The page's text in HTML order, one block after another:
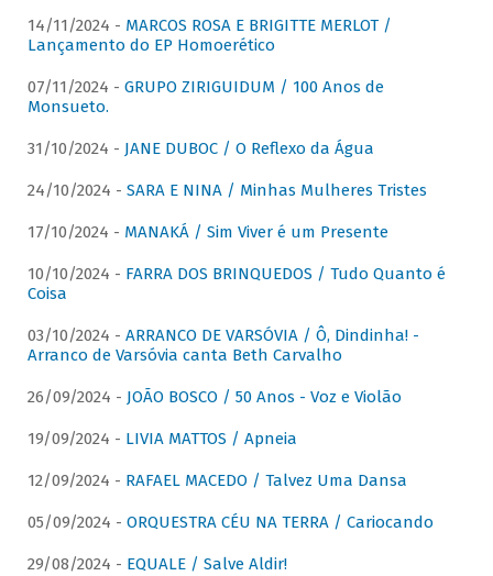
14/11/2024 - MARCOS ROSA E BRIGITTE MERLOT /
Lançamento do EP Homoerético
07/11/2024 - GRUPO ZIRIGUIDUM / 100 Anos de
Monsueto.
31/10/2024 - JANE DUBOC / O Reflexo da Água
24/10/2024 - SARA E NINA / Minhas Mulheres Tristes
17/10/2024 - MANAKÁ / Sim Viver é um Presente
10/10/2024 - FARRA DOS BRINQUEDOS / Tudo Quanto é
Coisa
03/10/2024 - ARRANCO DE VARSÓVIA / Ô, Dindinha! -
Arranco de Varsóvia canta Beth Carvalho
26/09/2024 - JOÃO BOSCO / 50 Anos - Voz e Violão
19/09/2024 - LIVIA MATTOS / Apneia
12/09/2024 - RAFAEL MACEDO / Talvez Uma Dansa
05/09/2024 - ORQUESTRA CÉU NA TERRA / Cariocando
29/08/2024 - EQUALE / Salve Aldir!